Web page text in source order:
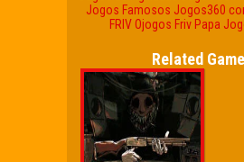
Jogos Famosos Jogos360
FRIV Ojogos Friv Papa
Related